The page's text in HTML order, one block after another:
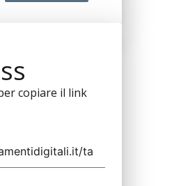
copiare il link